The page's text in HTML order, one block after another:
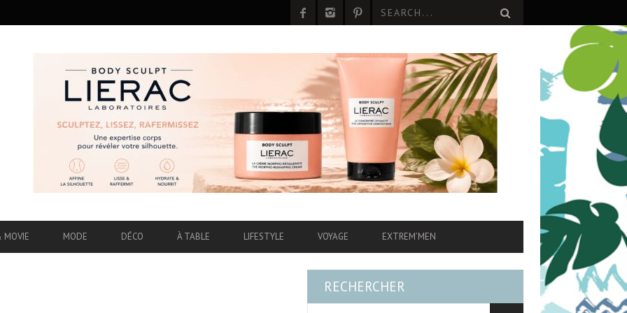
MOVIE MODE DÉCO À TABLE LIFESTYLE VOYAGE EXTREM’MEN
RECHERCHER